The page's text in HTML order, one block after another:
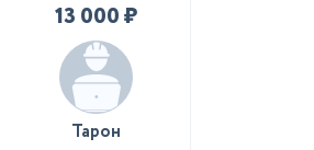
13 000 ₽
Тарон